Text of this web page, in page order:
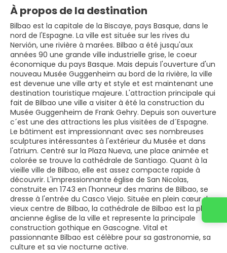
À propos de la destination
Bilbao est la capitale de la Biscaye, pays Basque, dans le
nord de l'Espagne. La ville est située sur les rives du
Nervión, une rivière à marées. Bilbao a été jusqu'aux
années 90 une grande ville industrielle grise, le coeur
économique du pays Basque. Mais depuis l'ouverture d'un
nouveau Musée Guggenheim au bord de la rivière, la ville
est devenue une ville arty et style et est maintenant une
destination touristique majeure. L'attraction principale qui
fait de Bilbao une ville a visiter à été la construction du
Musée Guggenheim de Frank Gehry. Depuis son ouverture
c´est une des attractions les plus visitées de d´Espagne.
Le bâtiment est impressionnant avec ses nombreuses
sculptures intéressantes à l'extérieur du Musée et dans
l'atrium. Centré sur la Plaza Nueva, une place animée et
colorée se trouve la cathédrale de Santiago. Quant à la
vieille ville de Bilbao, elle est assez compacte rapide à
découvrir. L'impressionnante église de San Nicolas,
construite en 1743 en l'honneur des marins de Bilbao, se
dresse à l'entrée du Casco Viejo. Située en plein cœur du
vieux centre de Bilbao, la cathédrale de Bilbao est la plus
ancienne église de la ville et represente la principale
construction gothique en Gascogne. Vital et
passionnante Bilbao est célèbre pour sa gastronomie, sa
culture et sa vie nocturne active.